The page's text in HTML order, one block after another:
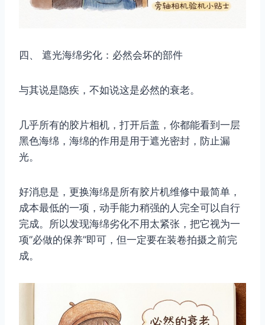
四、 遮光海绵劣化：必然会坏的部件
与其说是隐疾，不如说这是必然的衰老。
几乎所有的胶片相机，打开后盖，你都能看到一层
黑色海绵，海绵的作用是用于遮光密封，防止漏
光。
好消息是，更换海绵是所有胶片机维修中最简单，
成本最低的一项，动手能力稍强的人完全可以自行
完成。所以发现海绵劣化不用太紧张，把它视为一
项”必做的保养”即可，但一定要在装卷拍摄之前完
成。